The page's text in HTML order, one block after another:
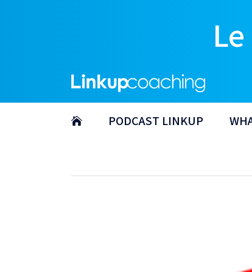
PODCAST LINKUP